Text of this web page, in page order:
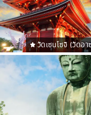
วัดเซนโซจิ (วัดอา